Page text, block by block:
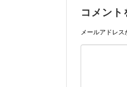
コメント
メールアドレス